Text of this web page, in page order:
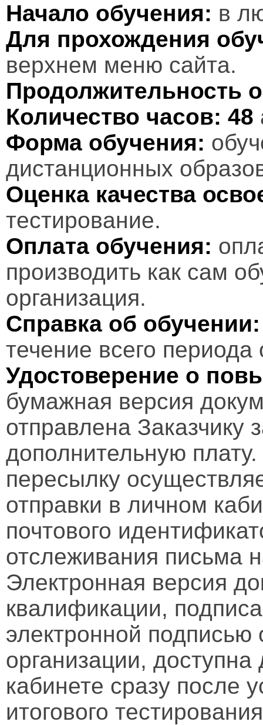
Начало обучения: в
Для прохождения
верхнем меню сайта.
Продолжительность
Количество часов: 48
Форма обучения:
дистанционных
Оценка качества
тестирование.
Оплата обучения:
производить как сам
организация.
Справка об обучении:
течение всего периода
Удостоверение о
бумажная версия
отправлена Заказчику
дополнительную
пересылку
отправки в личном
почтового
отслеживания письма
Электронная версия
квалификации,
электронной подписью
организации,
кабинете сразу после
итогового